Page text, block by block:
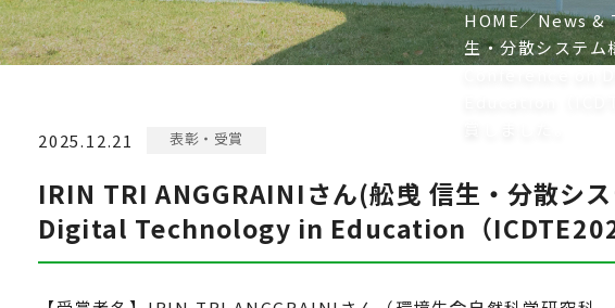
HOME News &
生・分散システ
2025.12.21 表彰・受賞
IRIN TRI ANGGRAINIさん(舩曵 信生・分散
Digital Technology in Education（